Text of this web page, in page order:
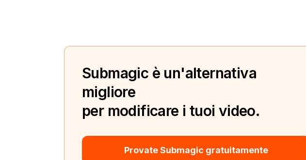
Submagic è un'alternativa
migliore
per modificare i tuoi video.
Provate Submagic gratuitamente